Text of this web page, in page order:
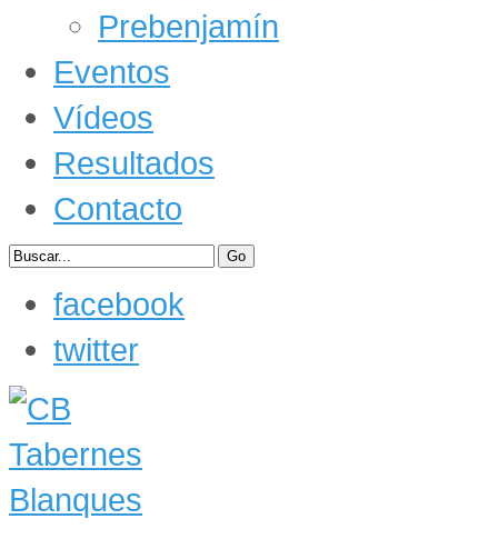
Prebenjamín
Eventos
Vídeos
Resultados
Contacto
facebook
twitter